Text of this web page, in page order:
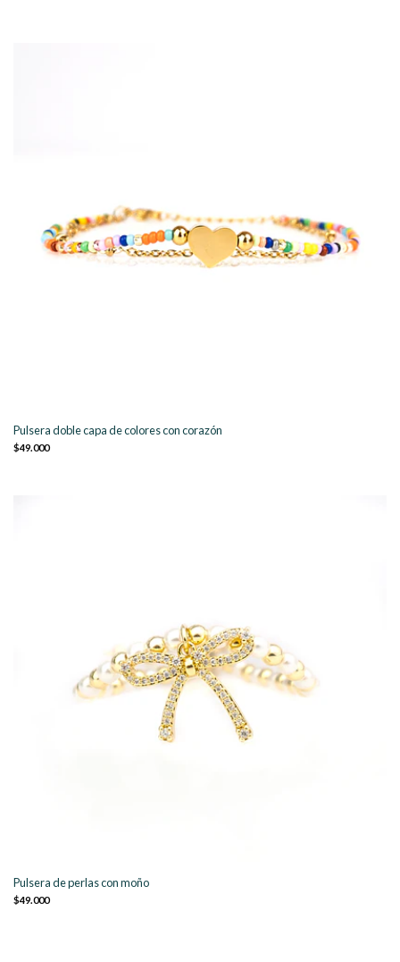
Pulsera doble capa de colores con corazón
$49.000
Pulsera de perlas con moño
$49.000